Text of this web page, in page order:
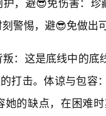
警惕，避😎免做出
：这是底线中的底
打击。体谅与包
她的缺点，在困难